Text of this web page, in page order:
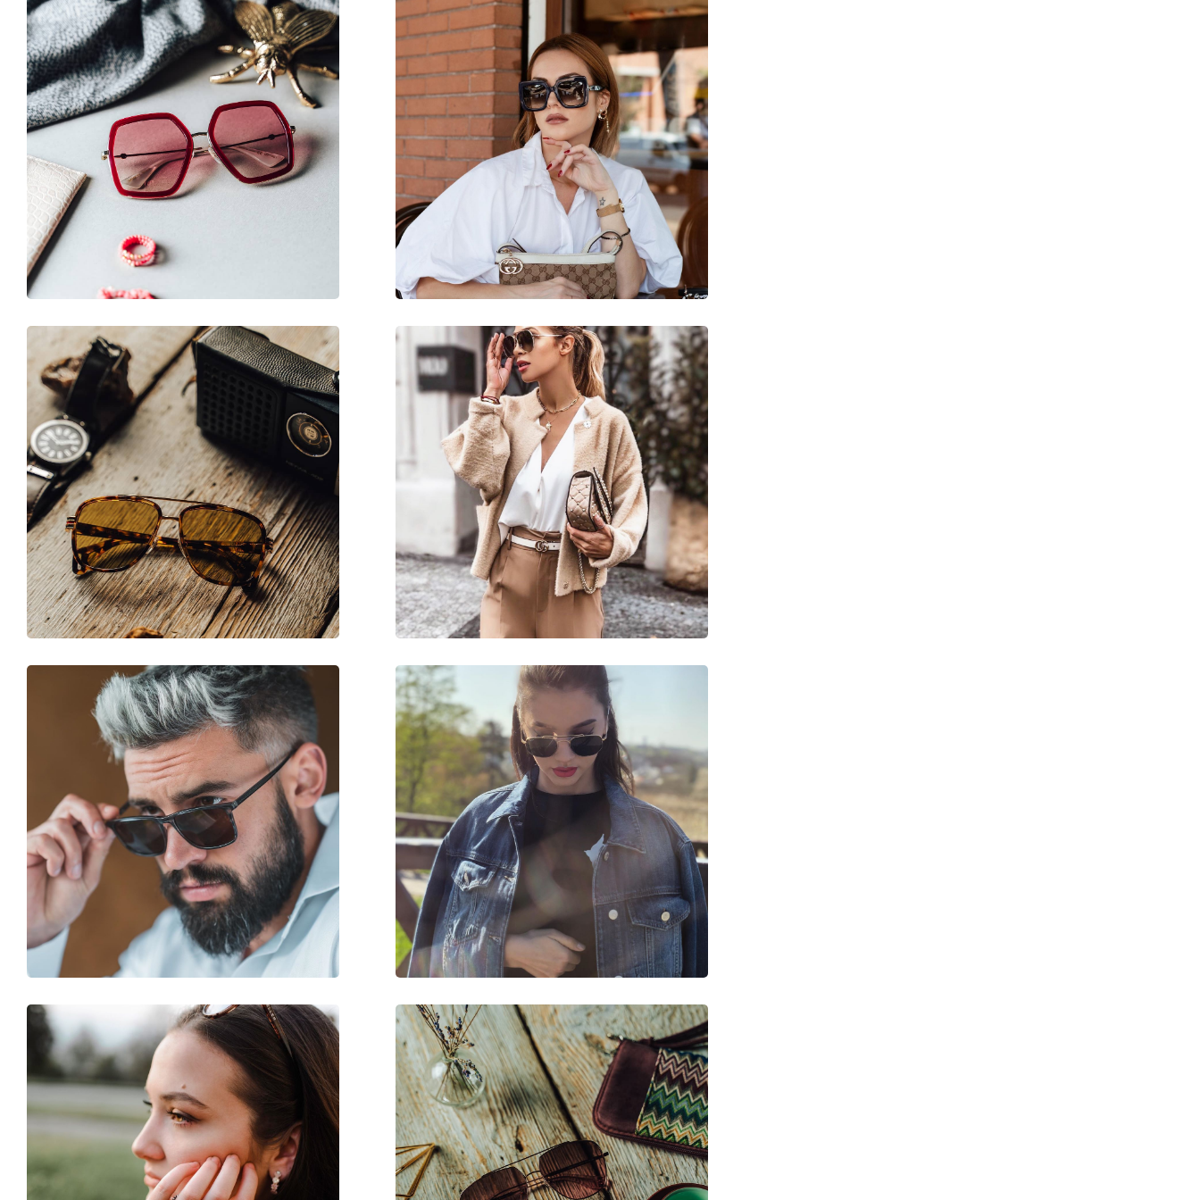
Forma ramei:
Pătrată
Culoarea ramei:
Negru
Materialul ramei :
Plastic
Mărime:
M
Lățimea ramei:
138 mm
Lungimea brațelor:
145 mm
Lățimea punții nazale:
18 mm
Greutate:
Pernițe reglabile pentru nas:
Balama flexibilă:
Accesorii
Suport:
Da
Lavetă pentru curățat:
Da
Altele
Sex:
Unisex
Categorie:
Ochelari de soare
Brand:
Gucci
Utilizare:
Modă
Cod:
GG1570S 006 57